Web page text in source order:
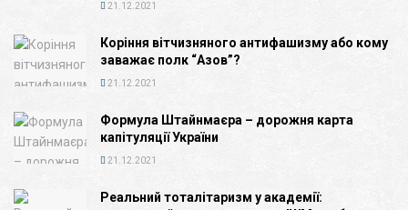
21.12.2021
Коріння вітчизняного антифашизму або кому
заважає полк “Азов”?
21.12.2021
Формула Штайнмаєра – дорожня карта
капітуляції України
21.12.2021
Реальний тоталітаризм у академії: